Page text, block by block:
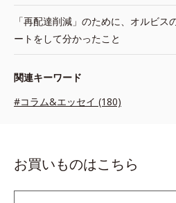
「再配達削減」のために、オルビ
ートをして分かったこと
関連キーワード
#コラム&エッセイ (180)
お買いものはこちら